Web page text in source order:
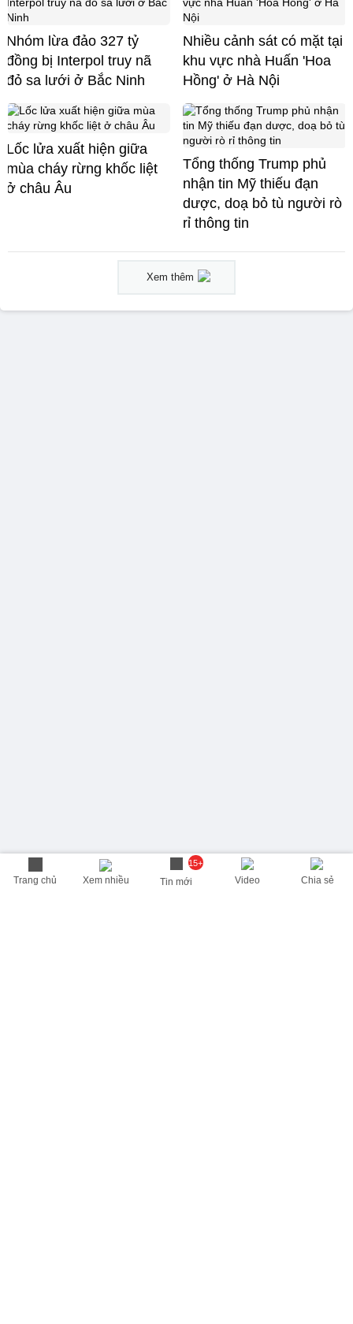
Trang chủ Xem nhiều
15+
Tin mới Video Chia sẻ
Nhóm lừa đảo 327 tỷ
đồng bị Interpol truy nã
đỏ sa lưới ở Bắc Ninh
Nhiều cảnh sát có mặt tại
khu vực nhà Huấn 'Hoa
Hồng' ở Hà Nội
Lốc lửa xuất hiện giữa
mùa cháy rừng khốc liệt
ở châu Âu
Tổng thống Trump phủ
nhận tin Mỹ thiếu đạn
dược, doạ bỏ tù người rò
rỉ thông tin
Xem thêm